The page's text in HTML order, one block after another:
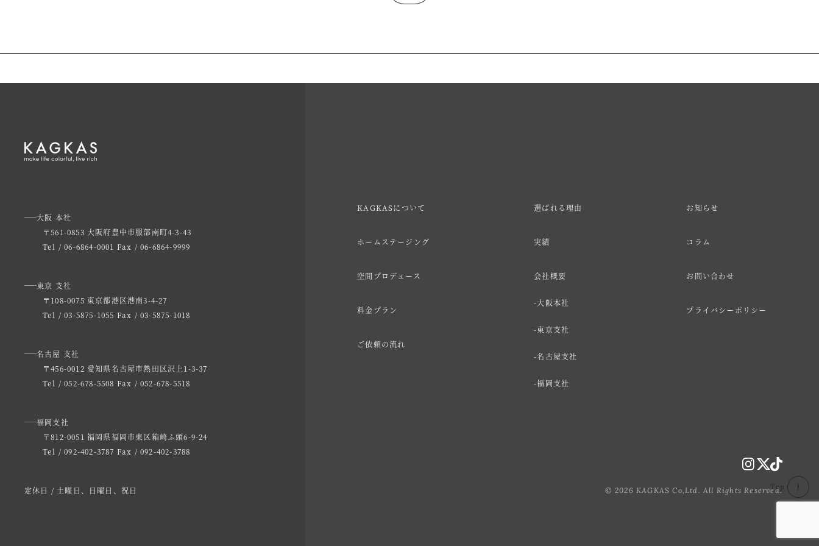
大阪 本社
〒561-0853 大阪府豊中市服部南町4-3-43
Tel / 06-6864-0001 Fax / 06-6864-9999
東京 支社
〒108-0075 東京都港区港南3-4-27
Tel / 03-5875-1055 Fax / 03-5875-1018
名古屋 支社
〒456-0012 愛知県名古屋市熱田区沢上1-3-37
Tel / 052-678-5508 Fax / 052-678-5518
福岡支社
〒812-0051 福岡県福岡市東区箱崎ふ頭6-9-24
Tel / 092-402-3787 Fax / 092-402-3788
定休日 / 土曜日、日曜日、祝日 Top
KAGKASについて
ホームステージング
空間プロデュース
料金プラン
ご依頼の流れ
選ばれる理由
実績
会社概要
大阪本社
東京支社
名古屋支社
福岡支社
お知らせ
コラム
お問い合わせ
プライバシーポリシー
© 2026 KAGKAS Co,Ltd. All Rights Reserved.